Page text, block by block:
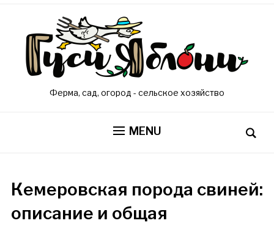
Ферма, сад, огород - сельское хозяйство
MENU
Кемеровская порода свиней:
описание и общая